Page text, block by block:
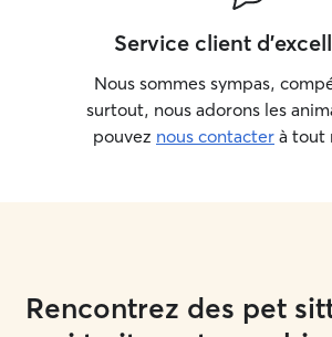
Service client
Nous sommes sympas,
surtout, nous adorons les
pouvez nous contacter à tout
Rencontrez des pet